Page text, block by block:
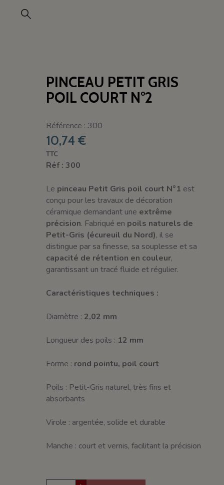
PINCEAU PETIT GRIS
POIL COURT N°2
Référence : 300
10,74 €
TTC
Réf : 300
Le pinceau Petit Gris poil court N°1 est
conçu pour les travaux de décoration
céramique demandant une extrême
précision. Fabriqué en poils naturels de
Petit-Gris (écureuil du Nord), il se
distingue par sa finesse, sa souplesse et sa
capacité de rétention en couleur,
garantissant un tracé fluide et régulier.
Caractéristiques techniques :
Diamètre : 2,02 mm
Longueur des poils : 12 mm
Forme : rond pointu, poil court
Poils : Petit-Gris naturel, très fins et
absorbants
Virole : argentée, solide et durable
Manche : court et vernis, facilitant la précision